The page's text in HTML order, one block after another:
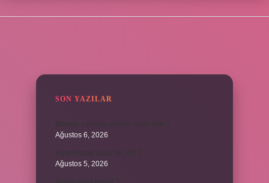
SON YAZILAR
Ağustos 6, 2026
Ağustos 5, 2026